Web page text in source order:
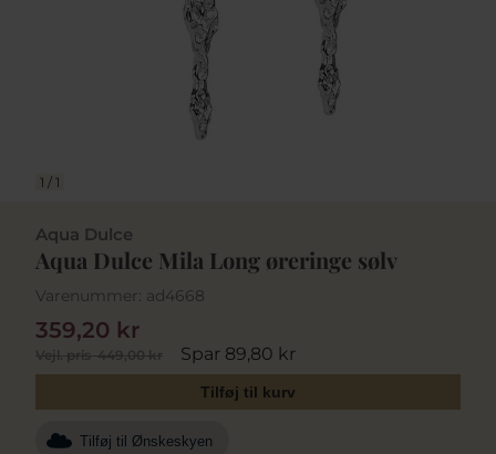
1 / 1
Aqua Dulce
Aqua Dulce Mila Long øreringe sølv
Varenummer: ad4668
Vejl. pris449,00 kr Spar 89,80 kr
359,20 kr
Tilføj til kurv
Tilføj til Ønskeskyen